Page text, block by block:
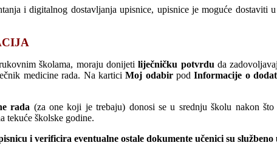
i digitalnog dostavljanja upisnice, upisnice je moguće
školama, moraju donijeti liječničku potvrdu da
medicine rada. Na karticiMoj odabirpodInformacije o
rada (za one koji je trebaju) donosi se u srednju školu nakon
tekuće školske godine.
i verificira eventualne ostale dokumente učenici su